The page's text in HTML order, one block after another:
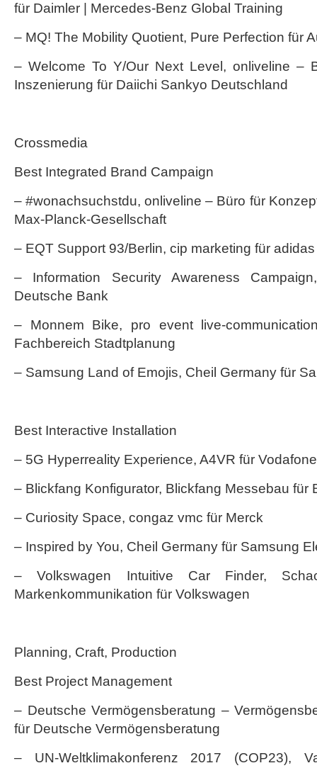
für Daimler | Mercedes-Benz Global Training
– MQ! The Mobility Quotient, Pure Perfection für
– Welcome To Y/Our Next Level, onliveline –
Inszenierung für Daiichi Sankyo Deutschland
Crossmedia
Best Integrated Brand Campaign
– #wonachsuchstdu, onliveline – Büro für
Max-Planck-Gesellschaft
– EQT Support 93/Berlin, cip marketing für adidas
– Information Security Awareness
Deutsche Bank
– Monnem Bike, pro event live-
Fachbereich Stadtplanung
– Samsung Land of Emojis, Cheil Germany für
Best Interactive Installation
– 5G Hyperreality Experience, A4VR für Vodafone
– Blickfang Konfigurator, Blickfang Messebau für
– Curiosity Space, congaz vmc für Merck
– Inspired by You, Cheil Germany für Samsung
– Volkswagen Intuitive Car Finder,
Markenkommunikation für Volkswagen
Planning, Craft, Production
Best Project Management
– Deutsche Vermögensberatung –
für Deutsche Vermögensberatung
– UN-Weltklimakonferenz 2017 (COP23),